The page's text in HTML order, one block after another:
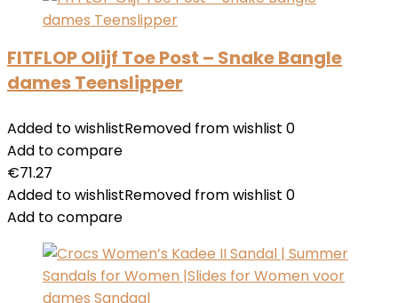
FITFLOP Olijf Toe Post – Snake Bangle
dames Teenslipper
Added to wishlistRemoved from wishlist 0
Add to compare
€71.27
Added to wishlistRemoved from wishlist 0
Add to compare